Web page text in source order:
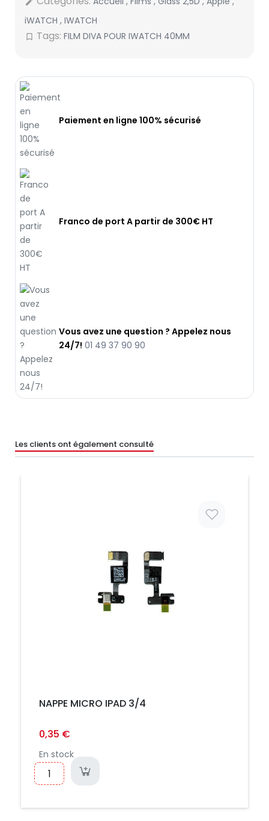
iWATCH , IWATCH
bookmark_border Tags: FILM DIVA POUR IWATCH 40MM
Paiement en ligne 100% sécurisé
Franco de port A partir de 300€ HT
Vous avez une question ? Appelez nous
24/7! 01 49 37 90 90
Les clients ont également consulté
NAPPE MICRO IPAD 3/4
0,35 €
En stock